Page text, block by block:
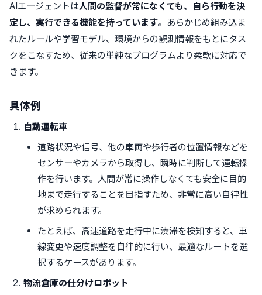
AIエージェントは人間の監督が常になくても、自ら行動を決
定し、実行できる機能を持っています。あらかじめ組み込ま
れたルールや学習モデル、環境からの観測情報をもとにタス
クをこなすため、従来の単純なプログラムより柔軟に対応で
きます。
具体例
自動運転車
道路状況や信号、他の車両や歩行者の位置情報などを
センサーやカメラから取得し、瞬時に判断して運転操
作を行います。人間が常に操作しなくても安全に目的
地まで走行することを目指すため、非常に高い自律性
が求められます。
たとえば、高速道路を走行中に渋滞を検知すると、車
線変更や速度調整を自律的に行い、最適なルートを選
択するケースがあります。
物流倉庫の仕分けロボット